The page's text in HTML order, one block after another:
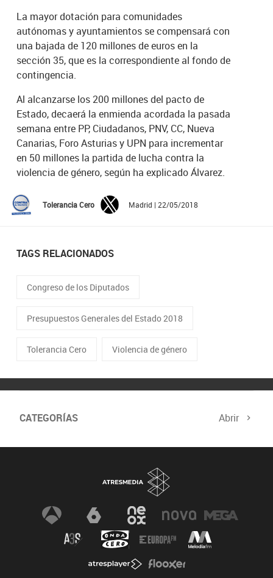
La mayor dotación para comunidades
autónomas y ayuntamientos se compensará con
una bajada de 120 millones de euros en la
sección 35, que es la correspondiente al fondo de
contingencia.
Al alcanzarse los 200 millones del pacto de
Estado, decaerá la enmienda acordada la pasada
semana entre PP, Ciudadanos, PNV, CC, Nueva
Canarias, Foro Asturias y UPN para incrementar
en 50 millones la partida de lucha contra la
violencia de género, según ha explicado Álvarez.
Tolerancia Cero Madrid | 22/05/2018
TAGS RELACIONADOS
Congreso de los Diputados
Presupuestos Generales del Estado 2018
Tolerancia Cero Violencia de género
CATEGORÍAS Abrir